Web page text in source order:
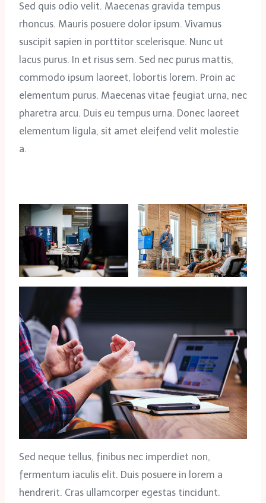
Sed quis odio velit. Maecenas gravida tempus
rhoncus. Mauris posuere dolor ipsum. Vivamus
suscipit sapien in porttitor scelerisque. Nunc ut
lacus purus. In et risus sem. Sed nec purus mattis,
commodo ipsum laoreet, lobortis lorem. Proin ac
elementum purus. Maecenas vitae feugiat urna, nec
pharetra arcu. Duis eu tempus urna. Donec laoreet
elementum ligula, sit amet eleifend velit molestie
a.
Sed neque tellus, finibus nec imperdiet non,
fermentum iaculis elit. Duis posuere in lorem a
hendrerit. Cras ullamcorper egestas tincidunt.